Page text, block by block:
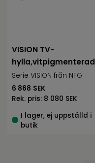
VISION TV-
hylla,vitpigmenterad
ek, stor
Serie VISION från NFG
6 868 SEK
Rek. pris: 8 080 SEK
I lager, ej uppställd i
butik